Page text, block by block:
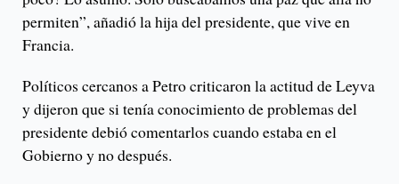
permiten”, añadió la hija del presidente, que vive en
Francia.
Políticos cercanos a Petro criticaron la actitud de Leyva
y dijeron que si tenía conocimiento de problemas del
presidente debió comentarlos cuando estaba en el
Gobierno y no después.